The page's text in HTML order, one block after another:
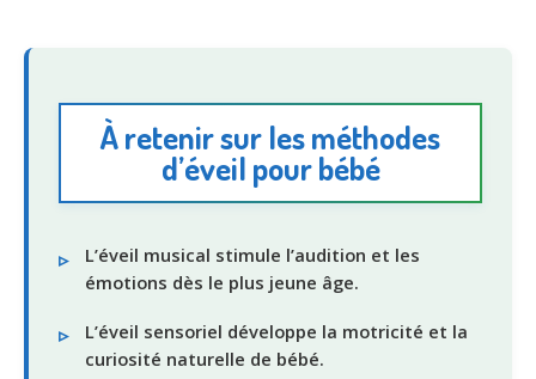
À retenir sur les méthodes
d’éveil pour bébé
L’éveil musical stimule l’audition et les
émotions dès le plus jeune âge.
L’éveil sensoriel développe la motricité et la
curiosité naturelle de bébé.